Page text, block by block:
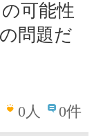
可能性
問題だ
0人 0件